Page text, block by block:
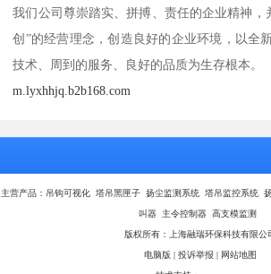
我们公司尊崇踏实、拼搏、责任的企业精神，
创”的经营理念，创造良好的企业环境，以全
技术、周到的服务、良好的品质为生存根本。
m.lyxhhjq.b2b168.com
主营产品：吊钩可视化 塔吊黑匣子 扬尘监测系统 塔吊监控系统
叫器 主令控制器 高支模监测
版权所有：上海融瑞环保科技有限公
电脑版 投诉举报 网站地图